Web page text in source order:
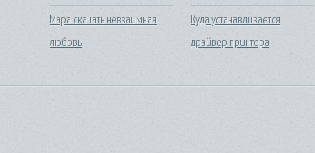
Мара скачать невзаимная
любовь
Куда устанавливается
драйвер принтера